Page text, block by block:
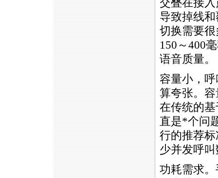
交叠在接
导致掉线
切换需要
150～400
语音质量。
容量小，
算夸张。
在传统的
直是*个问
行的推荐
少并发呼
功耗需求